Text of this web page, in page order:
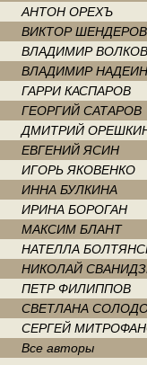
АНТОН ОРЕХЪ
ВИКТОР
ВЛАДИМИР ВОЛКОВ
ВЛАДИМИР НАДЕИН
ГАРРИ КАСПАРОВ
ГЕОРГИЙ САТАРОВ
ДМИТРИЙ
ЕВГЕНИЙ ЯСИН
ИГОРЬ ЯКОВЕНКО
ИННА БУЛКИНА
ИРИНА БОРОГАН
МАКСИМ БЛАНТ
НАТЕЛЛА
НИКОЛАЙ
ПЕТР ФИЛИППОВ
СВЕТЛАНА
СЕРГЕЙ
Все авторы